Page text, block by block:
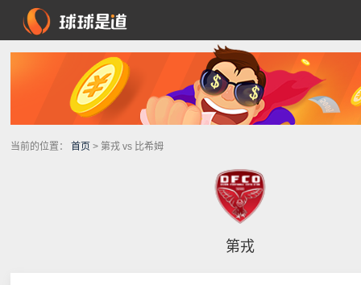
当前的位置： 首页 > 第戎 vs 比希姆
第戎